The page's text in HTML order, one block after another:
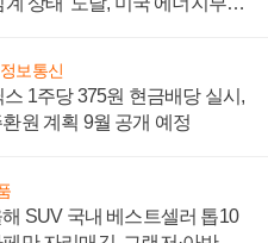
보통신
1주당 375원 현금배당 실시,
원 계획 9월 공개 예정
SUV 국내 베스트셀러 톱10